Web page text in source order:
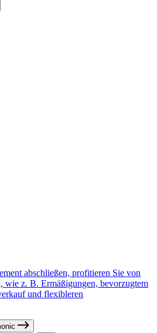
abschließen, profitieren Sie von
wie z. B. Ermäßigungen, bevorzugtem
und flexibleren